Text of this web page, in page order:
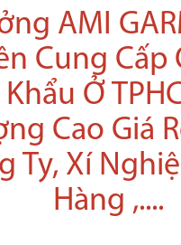
AMI
Cung Cấp
Ở
Cao Giá
Ty, Xí
Hàng ,....